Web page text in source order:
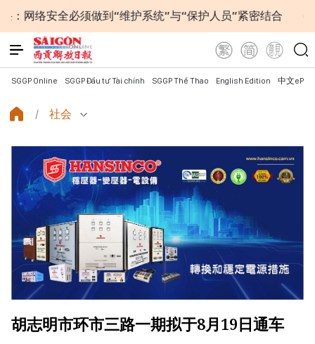
全必须做到“维护系统”与“保护人员”紧密结合 越南政府
SGGP Online SGGP Đầu tư Tài chính SGGP Thể Thao English Edition 中文
社会
胡志明市环市三路一期拟于8月19日通车